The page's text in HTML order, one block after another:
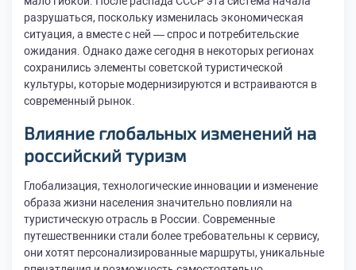
разрушаться, поскольку изменилась экономическая
ситуация, а вместе с ней — спрос и потребительские
ожидания. Однако даже сегодня в некоторых регионах
сохранились элементы советской туристической
культуры, которые модернизируются и встраиваются в
современный рынок.
Влияние глобальных изменений на
российский туризм
Глобализация, технологические инновации и изменение
образа жизни населения значительно повлияли на
туристическую отрасль в России. Современные
путешественники стали более требовательны к сервису,
они хотят персонализированные маршруты, уникальные